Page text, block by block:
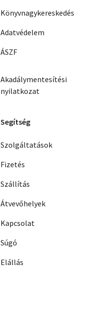
Könyvnagykereskedés
Adatvédelem
ÁSZF
Akadálymentesítési
nyilatkozat
Segítség
Szolgáltatások
Fizetés
Szállítás
Átvevőhelyek
Kapcsolat
Súgó
Elállás